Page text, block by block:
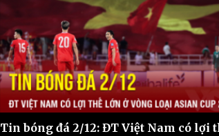
Tin bóng đá 2/12: ĐT Việt Nam có lợi